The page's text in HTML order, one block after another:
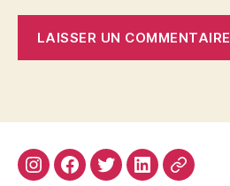
InstagramFacebook
TwitterLinkedin
Site